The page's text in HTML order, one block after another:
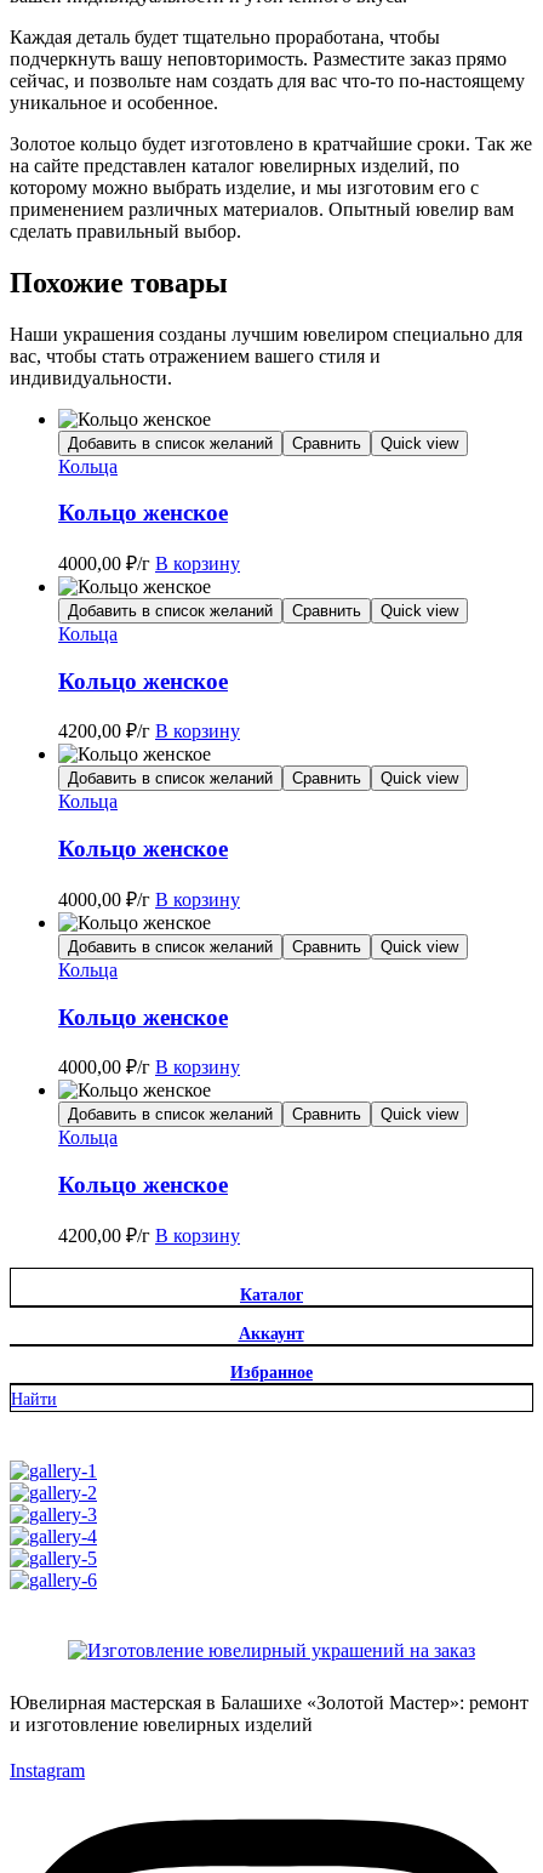
Каждая деталь будет тщательно проработана, чтобы
подчеркнуть вашу неповторимость. Разместите заказ прямо
сейчас, и позвольте нам создать для вас что-то по-настоящему
уникальное и особенное.
Золотое кольцо будет изготовлено в кратчайшие сроки. Так же
на сайте представлен каталог ювелирных изделий, по
которому можно выбрать изделие, и мы изготовим его с
применением различных материалов. Опытный ювелир вам
сделать правильный выбор.
Похожие товары
Наши украшения созданы лучшим ювелиром специально для
вас, чтобы стать отражением вашего стиля и
индивидуальности.
Добавить в список желаний Сравнить Quick view
Кольца
Кольцо женское
4000,00 ₽/г В корзину
Добавить в список желаний Сравнить Quick view
Кольца
Кольцо женское
4200,00 ₽/г В корзину
Добавить в список желаний Сравнить Quick view
Кольца
Кольцо женское
4000,00 ₽/г В корзину
Добавить в список желаний Сравнить Quick view
Кольца
Кольцо женское
4000,00 ₽/г В корзину
Добавить в список желаний Сравнить Quick view
Кольца
Кольцо женское
4200,00 ₽/г В корзину
Каталог
Аккаунт
Избранное
Найти
Ювелирная мастерская в Балашихе «Золотой Мастер»: ремонт
и изготовление ювелирных изделий
Instagram